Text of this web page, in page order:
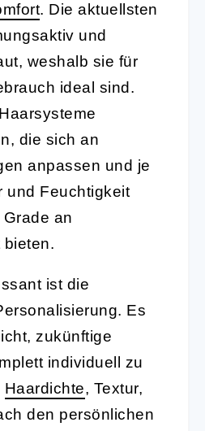
. Die aktuellsten
und
weshalb sie für
ideal sind.
die sich an
anpassen und je
und Feuchtigkeit
an
bieten.
ist die
Es
zukünftige
individuell zu
Haardichte, Textur,
den persönlichen